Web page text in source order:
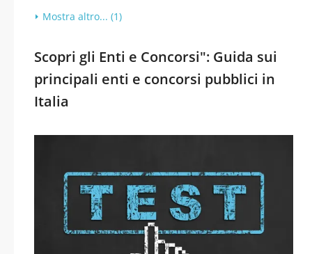
Mostra altro... (1)
Scopri gli Enti e Concorsi": Guida sui
principali enti e concorsi pubblici in
Italia